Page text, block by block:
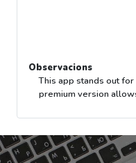
Observacions
This app stands out
premium version